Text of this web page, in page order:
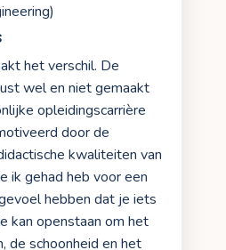
het verschil. De
wel en niet gemaakt
opleidingscarrière
door de
kwaliteiten van
ik gehad heb voor een
hebben dat je iets
kan openstaan om het
de schoonheid en het